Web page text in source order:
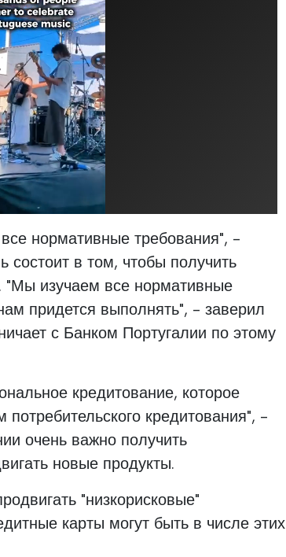
нормативные требования", -
состоит в том, чтобы получить
"Мы изучаем все нормативные
придется выполнять", - заверил
с Банком Португалии по этому
кредитование, которое
кредитования", -
очень важно получить
новые продукты.
"низкорисковые"
карты могут быть в числе этих